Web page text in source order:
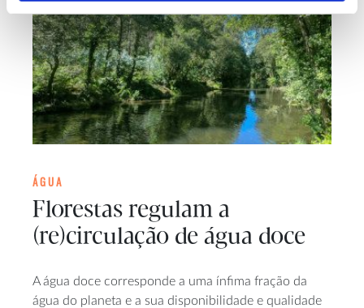
ÁGUA
Florestas regulam a
(re)circulação de água doce
A água doce corresponde a uma ínfima fração da
água do planeta e a sua disponibilidade e qualidade